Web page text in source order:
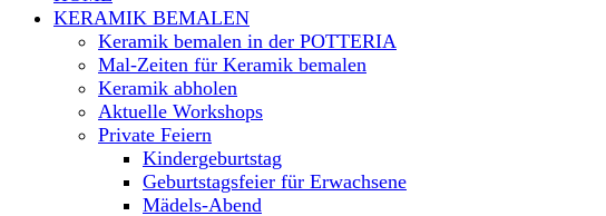
KERAMIK BEMALEN
Keramik bemalen in der POTTERIA
Mal-Zeiten für Keramik bemalen
Keramik abholen
Aktuelle Workshops
Private Feiern
Kindergeburtstag
Geburtstagsfeier für Erwachsene
Mädels-Abend